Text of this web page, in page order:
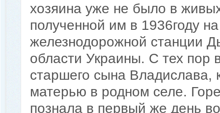
хозяина уже не было в
полученной им в 1936году
железнодорожной станции
области Украины. С тех пор
старшего сына
матерью в родном селе.
познала в первый же день